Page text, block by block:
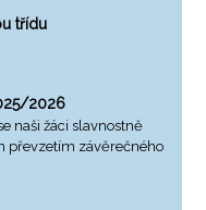
třídu
2026
naši žáci slavnostně
převzetím závěrečného